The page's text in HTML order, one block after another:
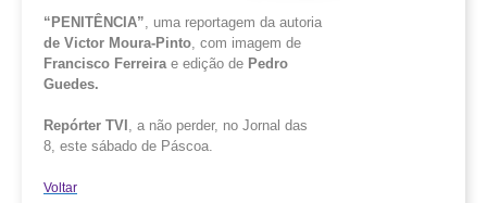
“PENITÊNCIA” , uma reportagem da autoria
de Victor Moura-Pinto , com imagem de
Francisco Ferreira e edição de Pedro
Guedes.
Repórter TVI , a não perder, no Jornal das
8, este sábado de Páscoa.
Voltar